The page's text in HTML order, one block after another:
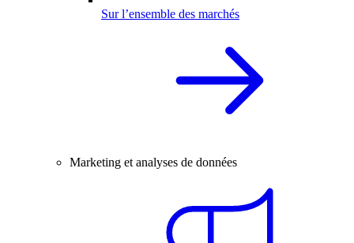
Sur l’ensemble des marchés
Marketing et analyses de données